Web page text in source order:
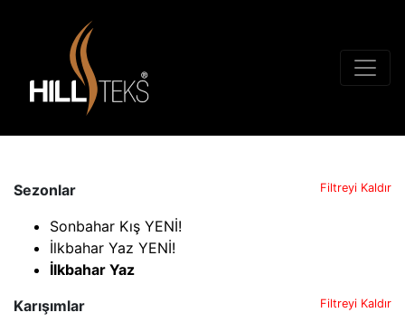
Sezonlar Filtreyi Kaldır
Sonbahar Kış YENİ!
İlkbahar Yaz YENİ!
İlkbahar Yaz
Karışımlar
Filtreyi Kaldır